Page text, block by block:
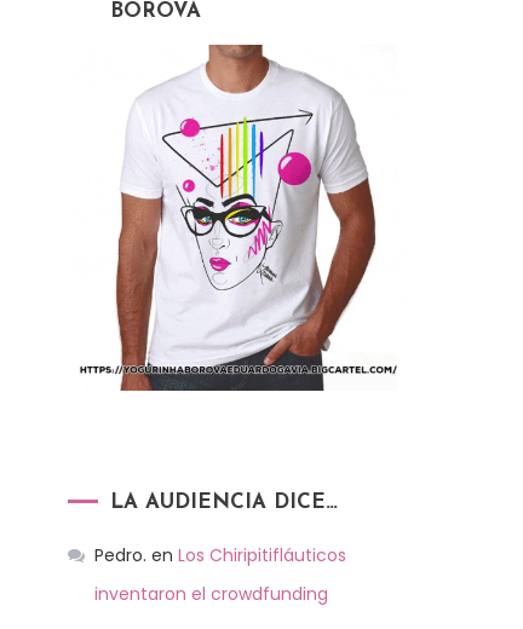
BOROVA
LA AUDIENCIA DICE…
Pedro. en Los Chiripitifláuticos
inventaron el crowdfunding